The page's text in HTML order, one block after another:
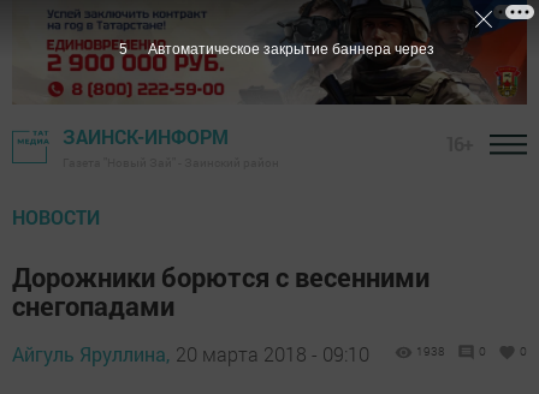
ЗАИНСК-ИНФОРМ
НОВОСТИ
Дорожники борются с весенними
снегопадами
Айгуль Яруллина, 20 марта 2018 - 09:10 1938 0 0
4 Автоматическое закрытие баннера через